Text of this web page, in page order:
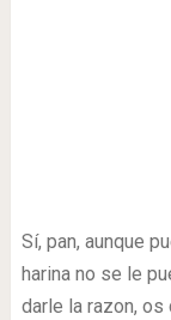
Sí, pan, aunque
harina no se le
darle la razon,